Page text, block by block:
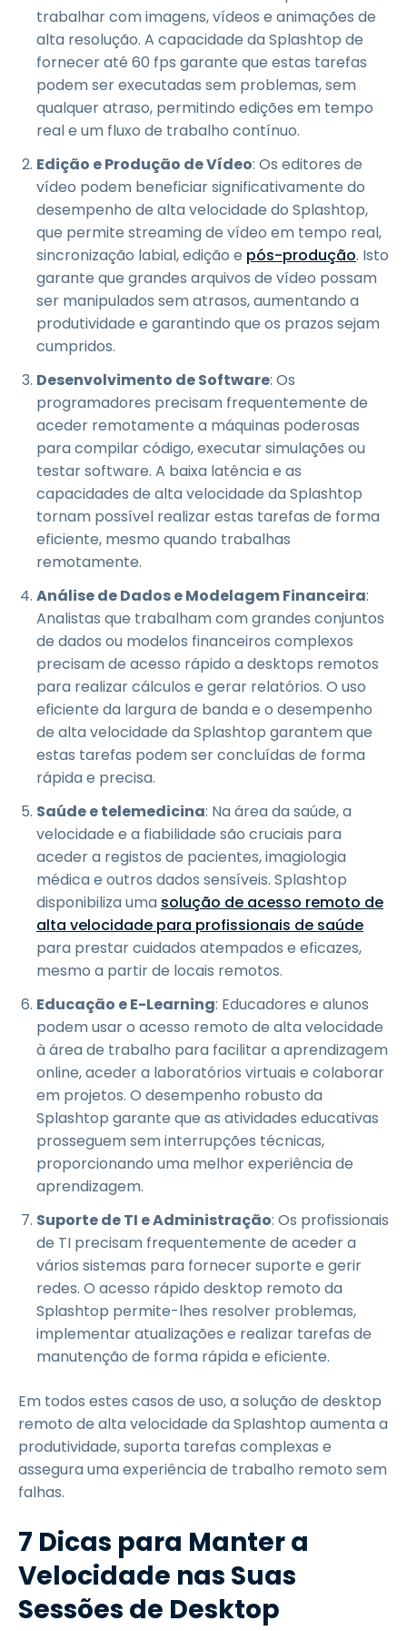
trabalhar com imagens, vídeos e animações de
alta resolução. A capacidade da Splashtop de
fornecer até 60 fps garante que estas tarefas
podem ser executadas sem problemas, sem
qualquer atraso, permitindo edições em tempo
real e um fluxo de trabalho contínuo.
Edição e Produção de Vídeo: Os editores de
vídeo podem beneficiar significativamente do
desempenho de alta velocidade do Splashtop,
que permite streaming de vídeo em tempo real,
sincronização labial, edição e pós-produção. Isto
garante que grandes arquivos de vídeo possam
ser manipulados sem atrasos, aumentando a
produtividade e garantindo que os prazos sejam
cumpridos.
Desenvolvimento de Software: Os
programadores precisam frequentemente de
aceder remotamente a máquinas poderosas
para compilar código, executar simulações ou
testar software. A baixa latência e as
capacidades de alta velocidade da Splashtop
tornam possível realizar estas tarefas de forma
eficiente, mesmo quando trabalhas
remotamente.
Análise de Dados e Modelagem Financeira:
Analistas que trabalham com grandes conjuntos
de dados ou modelos financeiros complexos
precisam de acesso rápido a desktops remotos
para realizar cálculos e gerar relatórios. O uso
eficiente da largura de banda e o desempenho
de alta velocidade da Splashtop garantem que
estas tarefas podem ser concluídas de forma
rápida e precisa.
Saúde e telemedicina: Na área da saúde, a
velocidade e a fiabilidade são cruciais para
aceder a registos de pacientes, imagiologia
médica e outros dados sensíveis. Splashtop
disponibiliza uma solução de acesso remoto de
alta velocidade para profissionais de saúde
para prestar cuidados atempados e eficazes,
mesmo a partir de locais remotos.
Educação e E-Learning: Educadores e alunos
podem usar o acesso remoto de alta velocidade
à área de trabalho para facilitar a aprendizagem
online, aceder a laboratórios virtuais e colaborar
em projetos. O desempenho robusto da
Splashtop garante que as atividades educativas
prosseguem sem interrupções técnicas,
proporcionando uma melhor experiência de
aprendizagem.
Suporte de TI e Administração: Os profissionais
de TI precisam frequentemente de aceder a
vários sistemas para fornecer suporte e gerir
redes. O acesso rápido desktop remoto da
Splashtop permite-lhes resolver problemas,
implementar atualizações e realizar tarefas de
manutenção de forma rápida e eficiente.
Em todos estes casos de uso, a solução de desktop
remoto de alta velocidade da Splashtop aumenta a
produtividade, suporta tarefas complexas e
assegura uma experiência de trabalho remoto sem
falhas.
7 Dicas para Manter a
Velocidade nas Suas
Sessões de Desktop